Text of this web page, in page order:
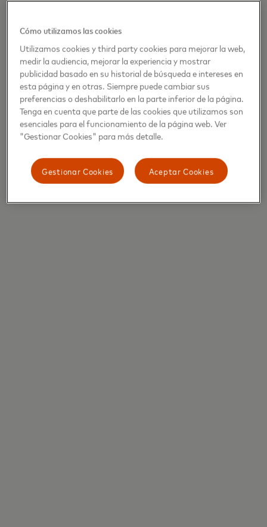
Cómo utilizamos las cookies
Utilizamos cookies y third party cookies para mejorar la web,
medir la audiencia, mejorar la experiencia y mostrar
publicidad basado en su historial de búsqueda e intereses en
esta página y en otras. Siempre puede cambiar sus
preferencias o deshabilitarlo en la parte inferior de la página.
Tenga en cuenta que parte de las cookies que utilizamos son
esenciales para el funcionamiento de la página web. Ver
"Gestionar Cookies" para más detalle.
Aceptar Cookies
Gestionar Cookies